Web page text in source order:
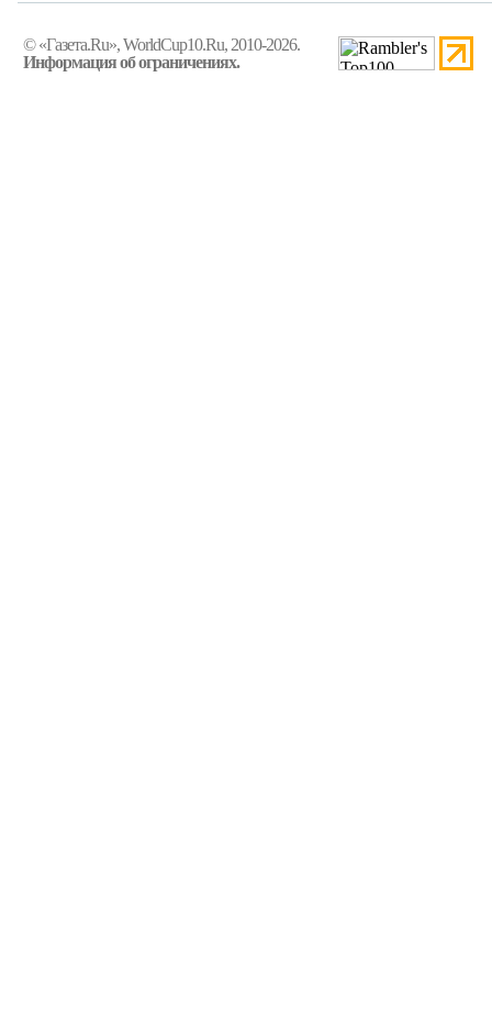
© «Газета.Ru», WorldCup10.Ru, 2010-2026.
Информация об ограничениях.